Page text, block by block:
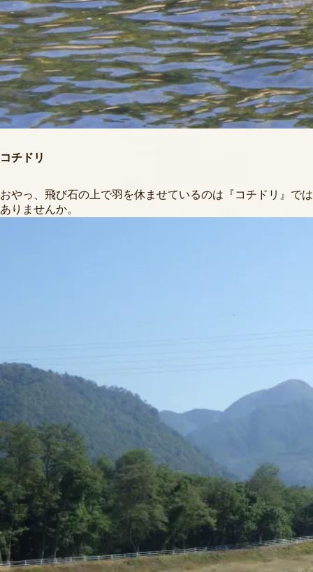
コチドリ
おやっ、飛び石の上で羽を休ませているのは『コチドリ』では
ありませんか。